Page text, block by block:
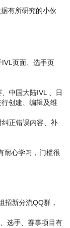
有所研究的小伙
页面、选手页
中国大陆IVL 、日
创建、编辑及维
正错误内容、补
耐心学习，门槛很
招新分流QQ群，
选手、赛事项目有